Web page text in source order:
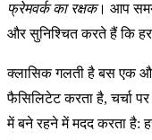
फ्रेमवर्क का रक्षक। आप समय
और सुनिश्चित करते हैं कि
क्लासिक गलती है बस एक
फैसिलिटेट करता है, चर्चा
में बने रहने में मदद करता है: